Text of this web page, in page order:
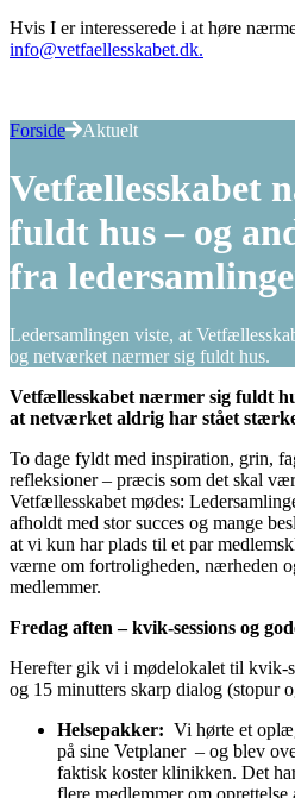
Hvis I er interesserede i at høre
info@vetfaellesskabet.dk.
Forside Aktuelt
Vetfællesskabet
fuldt hus – og
fra
Ledersamlingen viste, at
og netværket nærmer sig fuldt hus.
Vetfællesskabet nærmer sig fuldt
at netværket aldrig har stået
To dage fyldt med inspiration, grin,
refleksioner – præcis som det skal
Vetfællesskabet mødes:
afholdt med stor succes og mange
at vi kun har plads til et par
værne om fortroligheden, nærheden
medlemmer.
Fredag aften – kvik-sessions og
Herefter gik vi i mødelokalet til kvik-
og 15 minutters skarp dialog (stopur
Helsepakker: Vi hørte et
på sine Vetplaner – og blev
faktisk koster klinikken. Det
flere medlemmer om